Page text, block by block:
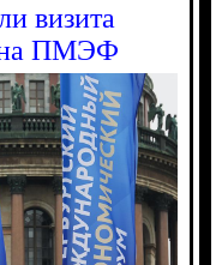
визита
на ПМЭФ